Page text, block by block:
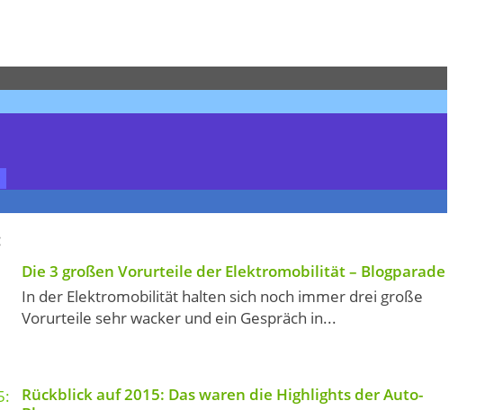
Die 3 großen Vorurteile der Elektromobilität – Blogparade
In der Elektromobilität halten sich noch immer drei große
Vorurteile sehr wacker und ein Gespräch in...
Rückblick auf 2015: Das waren die Highlights der Auto-